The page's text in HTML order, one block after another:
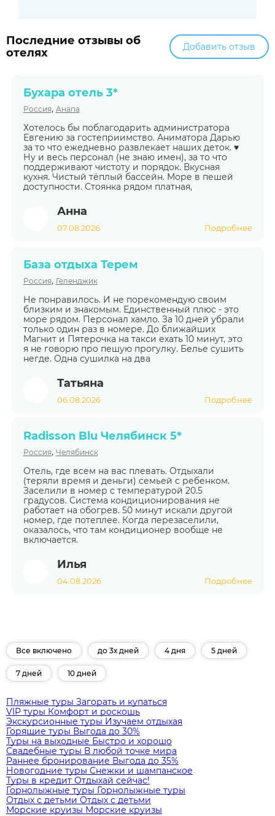
Последние отзывы об
отелях
Добавить отзыв
Бухара отель 3*
Россия, Анапа
Хотелось бы поблагодарить администратора
Евгению за гостеприимство. Аниматора Дарью
за то что ежедневно развлекает наших деток. ♥️
Ну и весь персонал (не знаю имен), за то что
поддерживают чистоту и порядок. Вкусная
кухня. Чистый тёплый бассейн. Море в пешей
доступности. Стоянка рядом платная,
Анна
07.08.2026 Подробнее
База отдыха Терем
Россия, Геленджик
Не понравилось. И не порекомендую своим
близким и знакомым. Единственный плюс - это
море рядом. Персонал хамло. За 10 дней убрали
только один раз в номере. До ближайших
Магнит и Пятерочка на такси ехать 10 минут, это
я не говорю про пешую прогулку. Белье сушить
негде. Одна сушилка на два
Татьяна
06.08.2026 Подробнее
Radisson Blu Челябинск 5*
Россия, Челябинск
Отель, где всем на вас плевать. Отдыхали
(теряли время и деньги) семьей с ребенком.
Заселили в номер с температурой 20.5
градусов. Система кондиционирования не
работает на обогрев. 50 минут искали другой
номер, где потеплее. Когда перезаселили,
оказалось, что там кондиционер вообще не
включается.
Илья
04.08.2026 Подробнее
Все включено до 3х дней 4 дня 5 дней
7 дней 10 дней
Пляжные туры Загорать и купаться
VIP туры Комфорт и роскошь
Экскурсионные туры Изучаем отдыхая
Горящие туры Выгода до 30%
Туры на выходные Быстро и хорошо
Свадебные туры В любой точке мира
Раннее бронирование Выгода до 35%
Новогодние туры Снежки и шампанское
Туры в кредит Отдыхай сейчас!
Горнолыжные туры Горнолыжные туры
Отдых с детьми Отдых с детьми
Морские круизы Морские круизы